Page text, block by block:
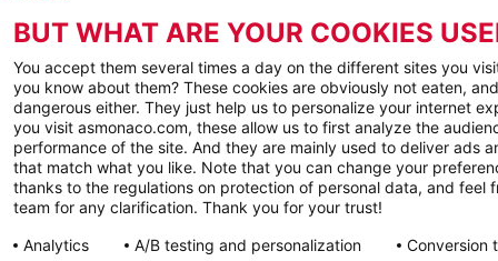
BUT WHAT ARE YOUR COOKIES
You accept them several times a day on the different sites you
you know about them? These cookies are obviously not eaten,
dangerous either. They just help us to personalize your internet
you visit asmonaco.com, these allow us to first analyze the
performance of the site. And they are mainly used to deliver ads
that match what you like. Note that you can change your
thanks to the regulations on protection of personal data, and feel
team for any clarification. Thank you for your trust!
Analytics
A/B testing and personalization Conversion